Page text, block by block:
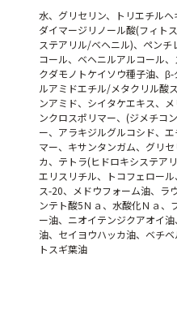
水、グリセリン、トリエチルヘ
ダイマージリノール酸(フィト
ステアリル/ベヘニル)、ペン
コール、ベヘニルアルコール、
クダモノトケイソウ種子油、
ルアミドエチル/メタクリル酸
ンアミド、シイタケエキス、
ンクロスポリマー、(ジメチコ
ー、アラキジルグルコシド、
マー、キサンタンガム、グリ
カ、テトラ(ヒドロキシステア
エリスリチル、トコフェロー
ス-20、メドウフォーム油、ラ
ンテト酸5Ｎａ、水酸化Ｎａ、
ー油、ニオイテンジクアオイ
油、セイヨウハッカ油、ベチ
トスギ葉油